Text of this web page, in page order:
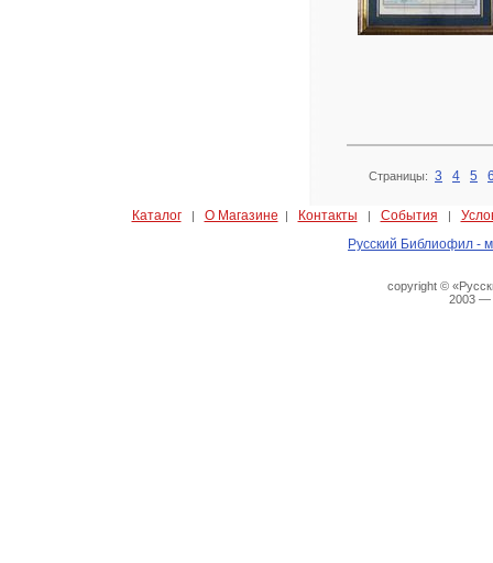
Страницы: 3 4 5
Каталог| О Магазине | Контакты | События |
Русский Библиофил -
copyright ©
2003 —